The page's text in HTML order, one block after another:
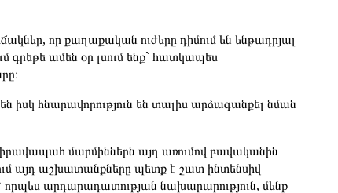
որ քաղաքական ուժերը դիմում են ենթադրյալ
գրեթե ամեն օր լսում ենք` հատկապես
իսկ հնարավորություն են տալիս արձագանքել նման
մարմիններն այդ առումով բավականին
այդ աշխատանքները պետք է շատ ինտենսիվ
որպես արդարադատության նախարարություն, մենք